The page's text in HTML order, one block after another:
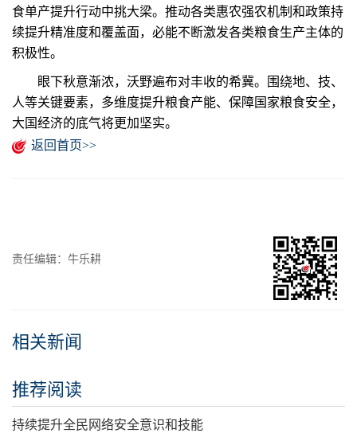
食单产提升行动中挑大梁。推动各类惠农强农机制和政策持
续提升精准度和覆盖面，必能不断激发各类粮食生产主体的
积极性。
眼下秋意渐浓，沃野遍布对丰收的希冀。围绕地、技、
人等关键要素，多维度提升粮食产能、保障国家粮食安全，
大国经济的底气将更加坚实。
返回首页>>
责任编辑：牛乐耕
相关新闻
推荐阅读
持续提升全民网络安全意识和技能